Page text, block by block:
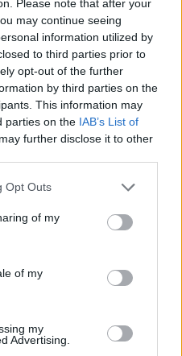
Please note that after your
may continue seeing
information utilized by
to third parties prior to
opt-out of the further
by third parties on the
This information may
parties on the IAB’s List of
further disclose it to other
Opt Outs
of my
of my
my
Advertising.
|Esim for Greece|